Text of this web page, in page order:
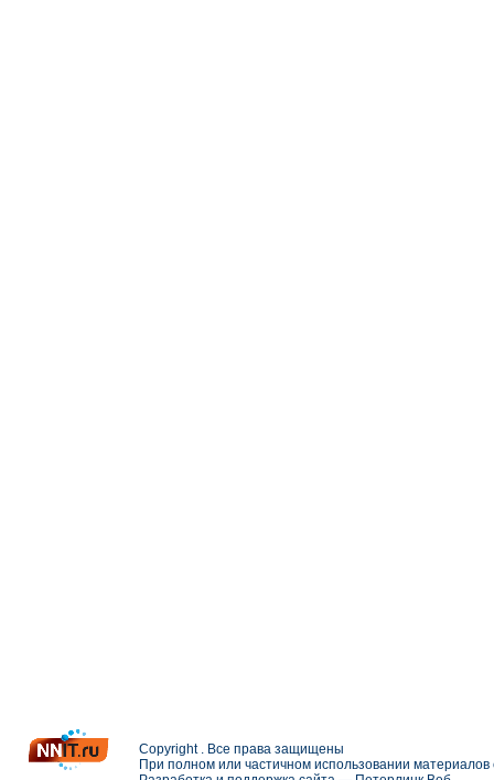
Copyright . Все права защищены
При полном или частичном использовании